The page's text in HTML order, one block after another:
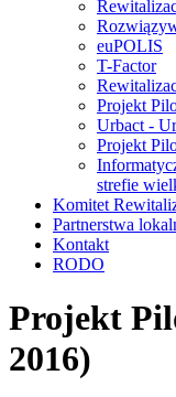
euPOLIS
T-Factor
Projekt
Urbact -
Projekt
strefie
Komitet
Partnerstwa
Kontakt
RODO
Projekt
2016)